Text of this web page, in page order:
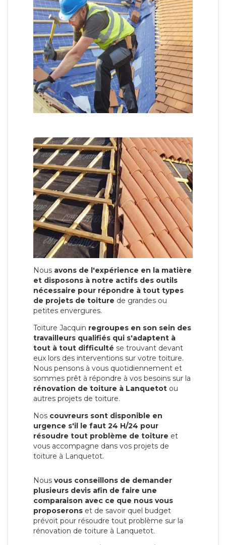
Nous avons de l'expérience en la matière
et disposons à notre actifs des outils
nécessaire pour répondre à tout types
de projets de toiture de grandes ou
petites envergures.
Toiture Jacquin regroupes en son sein des
travailleurs qualifiés qui s'adaptent à
tout à tout difficulté se trouvant devant
eux lors des interventions sur votre toiture.
Nous pensons à vous quotidiennement et
sommes prêt à répondre à vos besoins sur la
rénovation de toiture à Lanquetot ou
autres projets de toiture.
Nos couvreurs sont disponible en
urgence s'il le faut 24 H/24 pour
résoudre tout problème de toiture et
vous accompagne dans vos projets de
toiture à Lanquetot.
Nous vous conseillons de demander
plusieurs devis afin de faire une
comparaison avec ce que nous vous
proposerons et de savoir quel budget
prévoit pour résoudre tout problème sur la
rénovation de toiture à Lanquetot.